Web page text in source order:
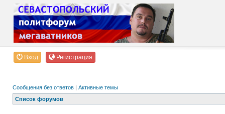
Вход Регистрация
Сообщения без ответов | Активные темы
Список форумов